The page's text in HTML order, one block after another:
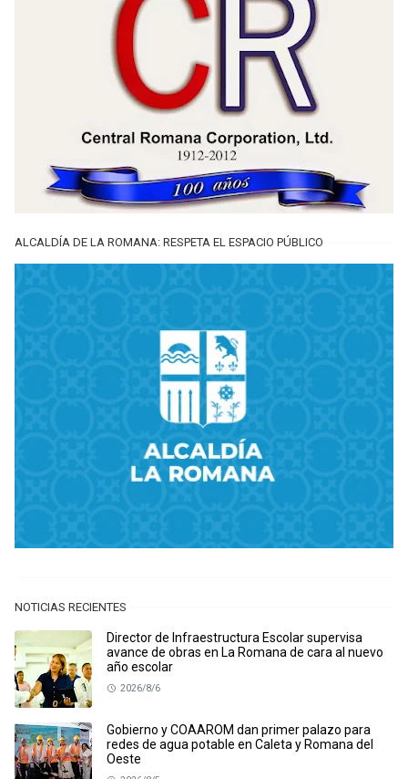
ALCALDÍA DE LA ROMANA: RESPETA EL ESPACIO PÚBLICO
NOTICIAS RECIENTES
Director de Infraestructura Escolar supervisa
avance de obras en La Romana de cara al nuevo
año escolar
2026/8/6
Gobierno y COAAROM dan primer palazo para
redes de agua potable en Caleta y Romana del
Oeste